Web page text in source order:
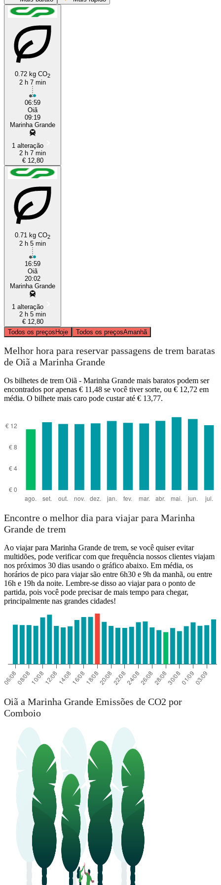
0.72 kg CO2
2 h 7 min
06:59
Oiã
09:19
Marinha Grande
1 alteração
2 h 7 min
€ 12,80
0.71 kg CO2
2 h 5 min
16:59
Oiã
20:02
Marinha Grande
1 alteração
2 h 5 min
€ 12,80
Todos os preçosHoje Todos os preçosAmanhã
Melhor hora para reservar passagens de trem baratas
de Oiã a Marinha Grande
Os bilhetes de trem Oiã - Marinha Grande mais baratos podem ser
encontrados por apenas € 11,48 se você tiver sorte, ou € 12,72 em
média. O bilhete mais caro pode custar até € 13,77.
Encontre o melhor dia para viajar para Marinha
Grande de trem
Ao viajar para Marinha Grande de trem, se você quiser evitar
multidões, pode verificar com que frequência nossos clientes viajam
nos próximos 30 dias usando o gráfico abaixo. Em média, os
horários de pico para viajar são entre 6h30 e 9h da manhã, ou entre
16h e 19h da noite. Lembre-se disso ao viajar para o ponto de
partida, pois você pode precisar de mais tempo para chegar,
principalmente nas grandes cidades!
Oiã a Marinha Grande Emissões de CO2 por
Comboio